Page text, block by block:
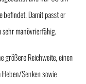
befindet. Damit passt er
manövrierfähig.
größere Reichweite, einen
Senken sowie